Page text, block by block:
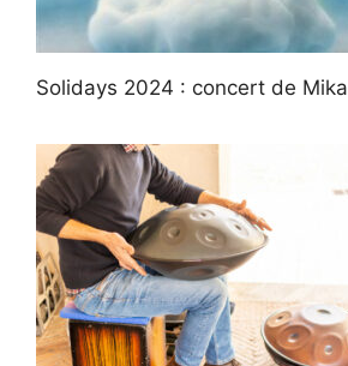
Solidays 2024 : concert de Mika